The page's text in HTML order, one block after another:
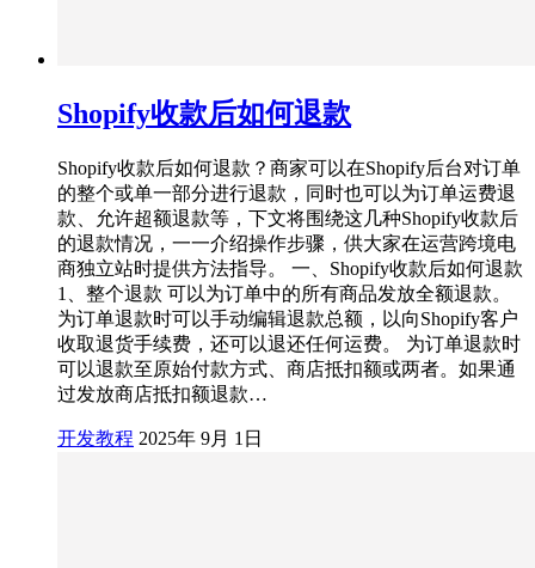
Shopify收款后如何退款
Shopify收款后如何退款？商家可以在Shopify后台对订单
的整个或单一部分进行退款，同时也可以为订单运费退
款、允许超额退款等，下文将围绕这几种Shopify收款后
的退款情况，一一介绍操作步骤，供大家在运营跨境电
商独立站时提供方法指导。 一、Shopify收款后如何退款
1、整个退款 可以为订单中的所有商品发放全额退款。
为订单退款时可以手动编辑退款总额，以向Shopify客户
收取退货手续费，还可以退还任何运费。 为订单退款时
可以退款至原始付款方式、商店抵扣额或两者。如果通
过发放商店抵扣额退款…
开发教程 2025年 9月 1日